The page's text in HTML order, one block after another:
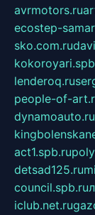
avrmotors.ru
ecostep-
sko.com.ru
lenderoq.ru
people-of-
dynamoauto.ru
act1.spb.ru
detsad125.ru
council.spb.ru
iclub.net.ru